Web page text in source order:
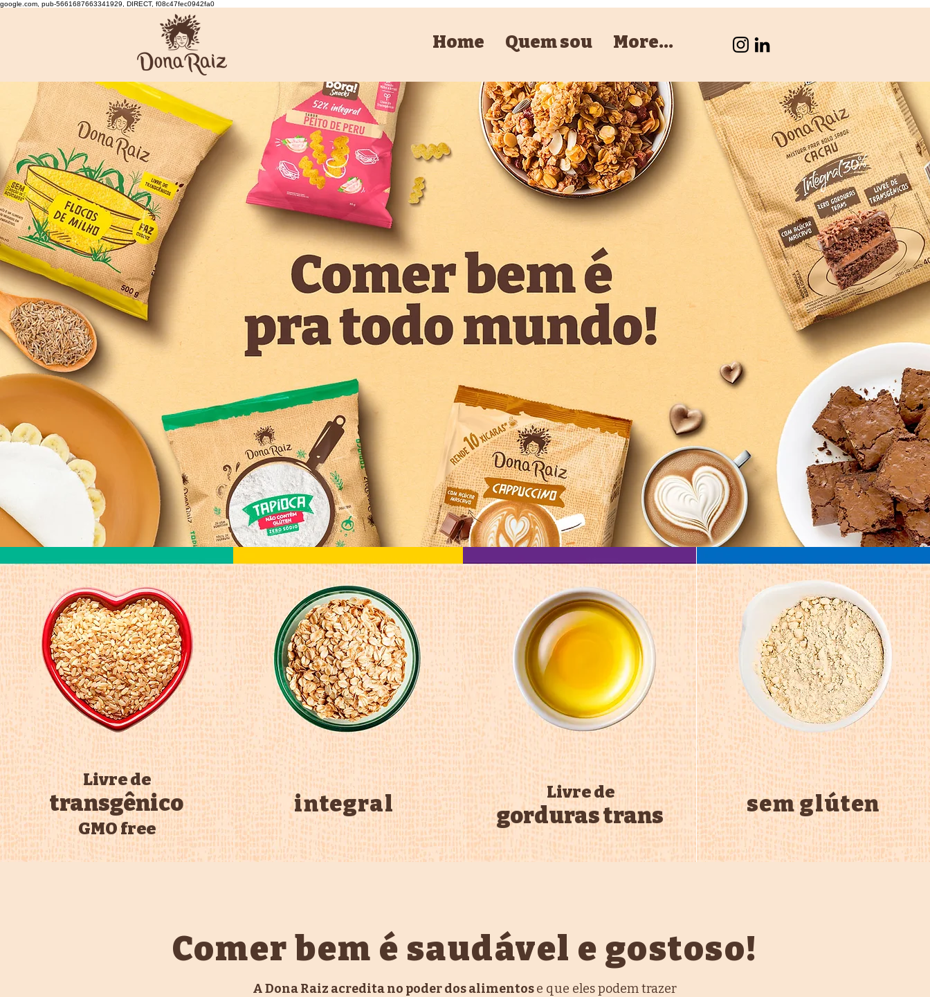
google.com, pub-5661687663341929, DIRECT, f08c47fec0942fa0
Home Quem sou More...
Livre de
transgênico
GMO free
integral Livre de
gorduras trans sem glúten
Comer bem é saudável e gostoso!
A Dona Raiz acredita no poder dos alimentose que eles podem trazer